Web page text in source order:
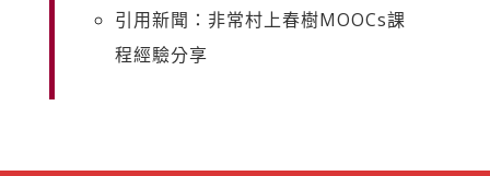
引用新聞：非常村上春樹MOOCs課
程經驗分享